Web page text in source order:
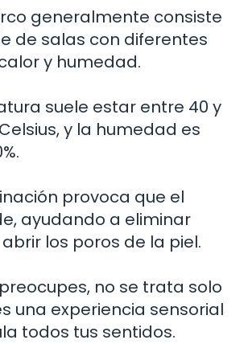
generalmente consiste
de salas con diferentes
y humedad.
suele estar entre 40 y
y la humedad es
provoca que el
ayudando a eliminar
los poros de la piel.
no se trata solo
una experiencia sensorial
todos tus sentidos.